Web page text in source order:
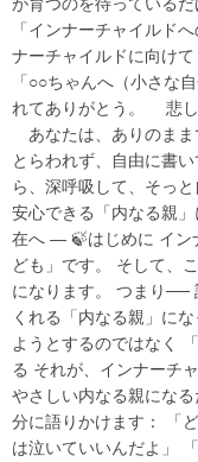
「インナーチャイルド
ナーチャイルドに向け
「○○ちゃんへ（小さな
れてありがとう。 悲し
あなたは、ありのまま
とらわれず、自由に書
ら、深呼吸して、そっ
安心できる「内なる親
在へ ― 🍃はじめに イン
ども」です。 そして、
になります。 つまり──
くれる「内なる親」に
ようとするのではなく
る それが、インナーチ
やさしい内なる親にな
分に語りかけます： 「
は泣いていいんだよ」